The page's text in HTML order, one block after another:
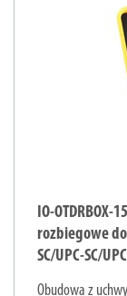
IO-OTDRBOX-
rozbiegowe
SC/UPC-SC/UPC
Obudowa z